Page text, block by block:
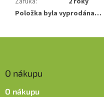
Položka byla vyprodána…
O nákupu
O nákupu